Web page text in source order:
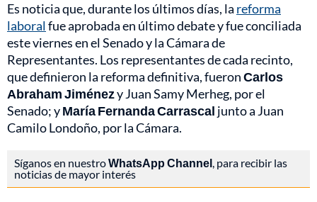
Es noticia que, durante los últimos días, la reforma
laboralfue aprobada en último debate y fue conciliada
este viernes en el Senado y la Cámara de
Representantes. Los representantes de cada recinto,
que definieron la reforma definitiva, fueronCarlos
Abraham Jiménezy Juan Samy Merheg, por el
Senado; yMaría Fernanda Carrascal junto a Juan
Camilo Londoño, por la Cámara.
Síganos en nuestroWhatsApp Channel, para recibir las
noticias de mayor interés